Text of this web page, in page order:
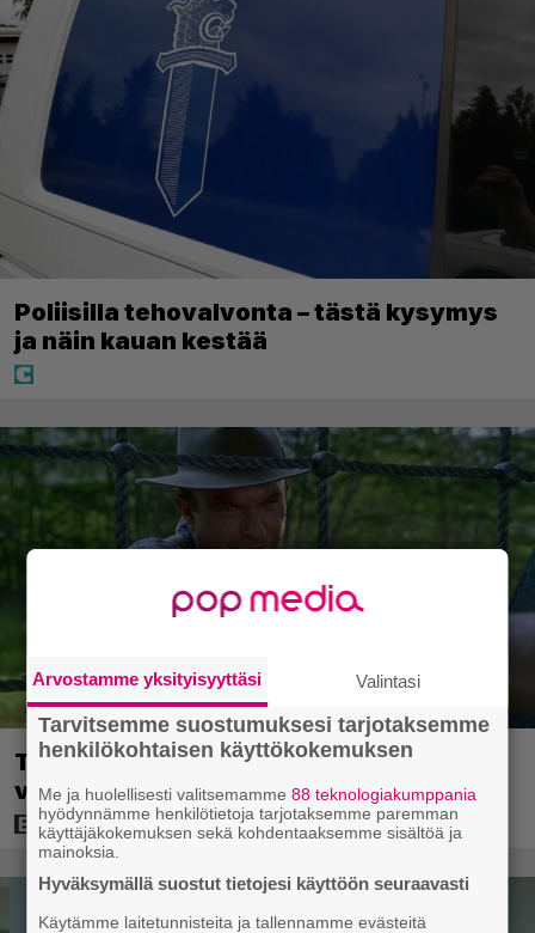
Poliisilla tehovalvonta – tästä kysymys
ja näin kauan kestää
Tuleva videopelielokuva jäi Sam Neillin
viimeiseksi rooliksi
Arvostamme yksityisyyttäsi Valintasi
Tarvitsemme suostumuksesi tarjotaksemme
henkilökohtaisen käyttökokemuksen
Me ja huolellisesti valitsemamme88 teknologiakumppania
hyödynnämme henkilötietoja tarjotaksemme paremman
käyttäjäkokemuksen sekä kohdentaaksemme sisältöä ja
mainoksia.
Hyväksymällä suostut tietojesi käyttöön seuraavasti
Käytämme laitetunnisteita ja tallennamme evästeitä